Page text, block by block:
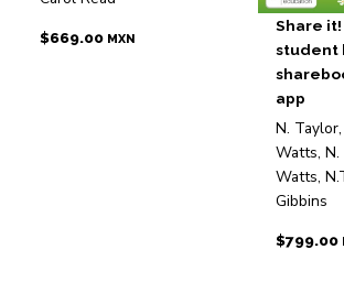
$669.00 MXN
Share
student
app
N.
Watts, N.
Watts,
Gibbins
$799.00